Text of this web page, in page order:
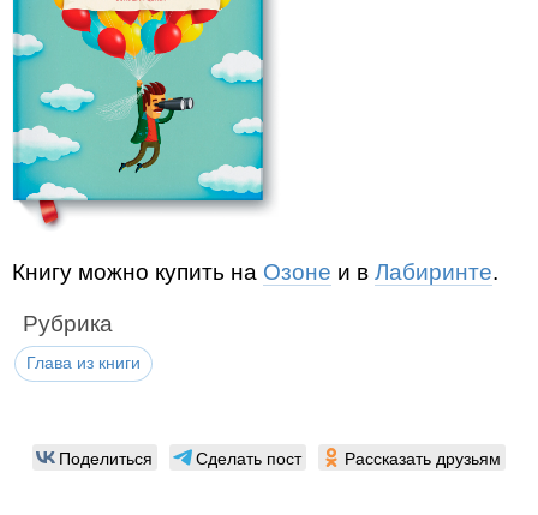
Книгу можно купить на Озоне и в Лабиринте.
Рубрика
Глава из книги
Поделиться Сделать пост Рассказать друзьям